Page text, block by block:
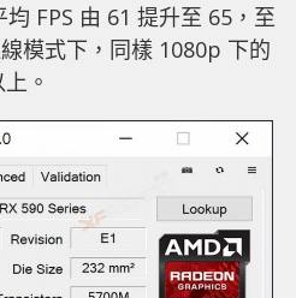
FPS 由 61 提升至 65，至
模式下，同樣 1080p 下的
。